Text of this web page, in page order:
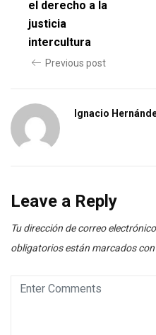
el derecho a la
justicia
intercultura
Previous post
Ignacio
Leave a Reply
Tu dirección de correo
obligatorios están marcados con